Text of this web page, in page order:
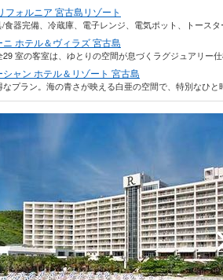
フォルニア 宮古島リゾート
食器完備、冷蔵庫、電子レンジ、電気ポット、トース
ニ ホテル＆ヴィラズ 宮古島
室の客室は、ゆとりの空間が息づくラグジュアリー
シャン ホテル＆リゾート 宮古島
プラン。海の青さが映える白亜の空間で、特別なひと